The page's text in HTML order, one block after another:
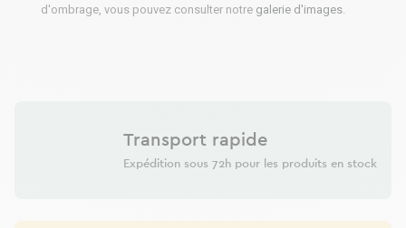
d'ombrage, vous pouvez consulter notre galerie d'images.
Transport rapide
Expédition sous 72h pour les produits en stock